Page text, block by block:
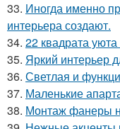
33. Иногда именно
интерьера создают.
34. 22 квадрата уюта
35. Яркий интерьер
36. Светлая и
37. Маленькие
38. Монтаж фанеры